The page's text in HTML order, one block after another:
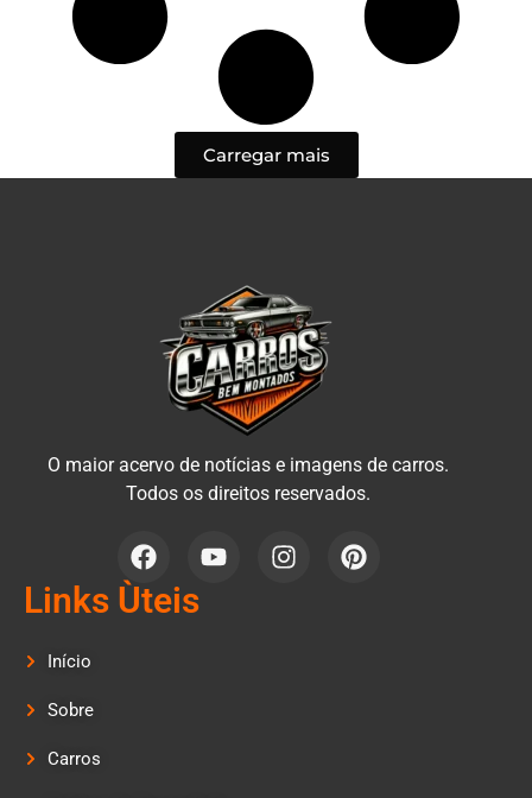
Carregar mais
O maior acervo de notícias e imagens de carros.
Todos os direitos reservados.
Links Ùteis
Início
Sobre
Carros